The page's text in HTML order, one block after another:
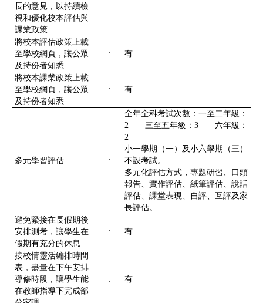
長的意見，以持續檢
視和優化校本評估與
課業政策
將校本評估政策上載
至學校網頁，讓公眾
及持份者知悉
: 有
將校本課業政策上載
至學校網頁，讓公眾
及持份者知悉
: 有
多元學習評估 :
全年全科考試次數：一至二年級：
2 三至五年級：3 六年級：
2
小一學期（一）及小六學期（三）
不設考試。
多元化評估方式，專題研習、口頭
報告、實作評估、紙筆評估、說話
評估、課堂表現、自評、互評及家
長評估。
避免緊接在長假期後
安排測考，讓學生在
假期有充分的休息
: 有
按校情靈活編排時間
表，盡量在下午安排
導修時段，讓學生能
在教師指導下完成部
: 有